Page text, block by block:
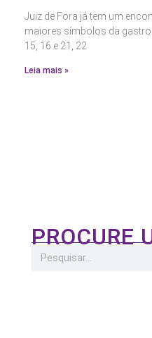
Juiz de Fora já tem um
maiores símbolos da
15, 16 e 21, 22
Leia mais »
PROCURE